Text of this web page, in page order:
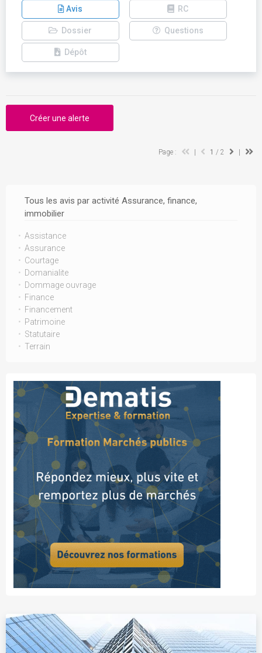
Tous les avis par activité Assurance, finance,
immobilier
Assistance
Assurance
Courtage
Domanialite
Dommage ouvrage
Finance
Financement
Patrimoine
Statutaire
Terrain
Avis RC
Dossier Questions
Dépôt
Créer une alerte
Page : 1 / 2